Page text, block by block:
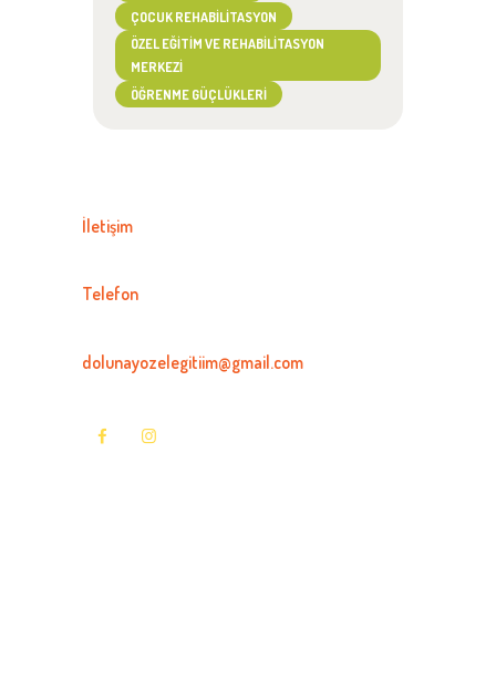
ÇOCUK REHABILITASYON
ÖZEL EĞITIM VE REHABILITASYON
MERKEZI
ÖĞRENME GÜÇLÜKLERI
İletişim
Telefon
dolunayozelegitiim@gmail.com